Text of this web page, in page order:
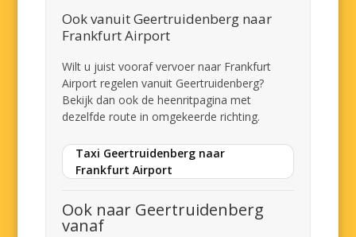
Ook vanuit Geertruidenberg naar
Frankfurt Airport
Wilt u juist vooraf vervoer naar Frankfurt
Airport regelen vanuit Geertruidenberg?
Bekijk dan ook de heenritpagina met
dezelfde route in omgekeerde richting.
Taxi Geertruidenberg naar
Frankfurt Airport
Ook naar Geertruidenberg
vanaf